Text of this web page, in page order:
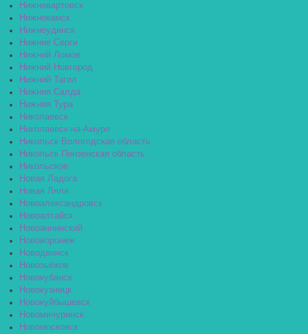
Нижневартовск
Нижнекамск
Нижнеудинск
Нижние Серги
Нижний Ломов
Нижний Новгород
Нижний Тагил
Нижняя Салда
Нижняя Тура
Николаевск
Николаевск-на-Амуре
Никольск Вологодская область
Никольск Пензенская область
Никольское
Новая Ладога
Новая Ляля
Новоалександровск
Новоалтайск
Новоаннинский
Нововоронеж
Новодвинск
Новозыбков
Новокубанск
Новокузнецк
Новокуйбышевск
Новомичуринск
Новомосковск